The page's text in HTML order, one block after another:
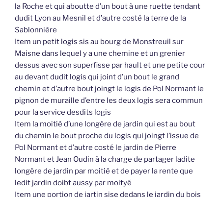
la Roche et qui aboutte d’un bout à une ruette tendant
dudit Lyon au Mesnil et d’autre costé la terre de la
Sablonnière
Item un petit logis sis au bourg de Monstreuil sur
Maisne dans lequel y a une chemine et un grenier
dessus avec son superfisse par hault et une petite cour
au devant dudit logis qui joint d’un bout le grand
chemin et d’autre bout joingt le logis de Pol Normant le
pignon de muraille d’entre les deux logis sera commun
pour la service desdits logis
Item la moitié d’une longère de jardin qui est au bout
du chemin le bout proche du logis qui joingt l’issue de
Pol Normant et d’autre costé le jardin de Pierre
Normant et Jean Oudin à la charge de partager ladite
longère de jardin par moitié et de payer la rente que
ledit jardin doibt aussy par moityé
Item une portion de jartin sise dedans le jardin du bois